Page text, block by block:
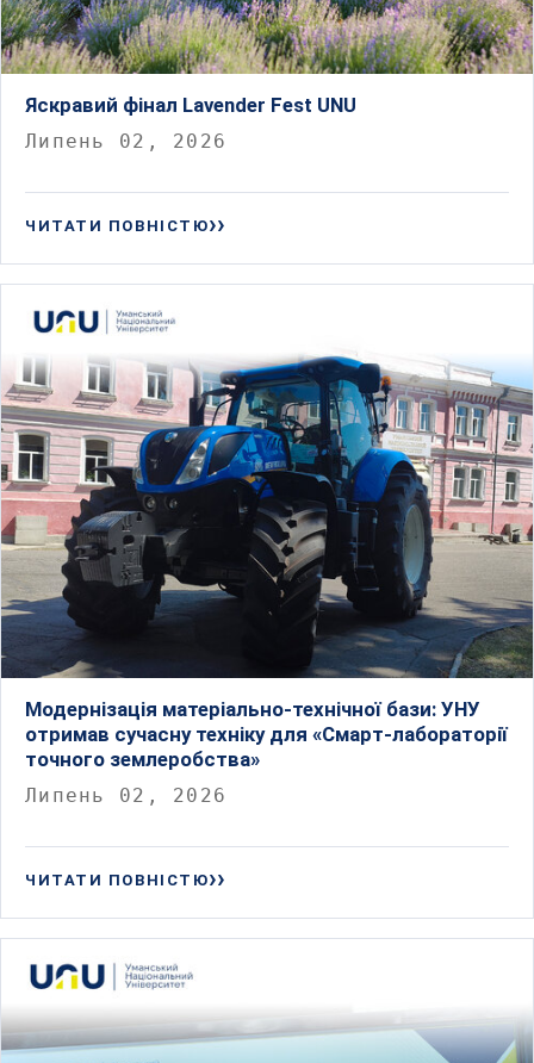
Яскравий фінал Lavender Fest UNU
Липень 02, 2026
ЧИТАТИ ПОВНІСТЮ
Модернізація матеріально-технічної бази: УНУ
отримав сучасну техніку для «Смарт-лабораторії
точного землеробства»
Липень 02, 2026
ЧИТАТИ ПОВНІСТЮ